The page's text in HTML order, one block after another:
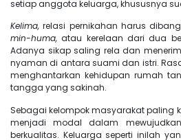
setiap anggota keluarga, khususnya
Kelima, relasi pernikahan harus
min-huma, atau kerelaan dari dua
Adanya sikap saling rela dan
nyaman di antara suami dan istri.
menghantarkan kehidupan rumah
tangga yang sakinah.
Sebagai kelompok masyarakat paling
menjadi modal dalam
berkualitas. Keluarga seperti inilah